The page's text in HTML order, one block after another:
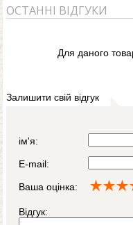
ОСТАННІ ВІДГУКИ
Для даного
Залишити свій відгук
ім'я:
E-mail:
Ваша оцінка:
Відгук: